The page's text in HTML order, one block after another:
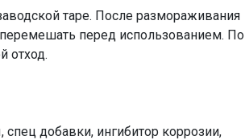
таре. После размораживания
перемешать перед использованием. По
отход.
добавки, ингибитор коррозии,